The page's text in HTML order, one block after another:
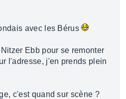
avec les Bérus
Ebb pour se remonter
l'adresse, j'en prends plein
c'est quand sur scène ?